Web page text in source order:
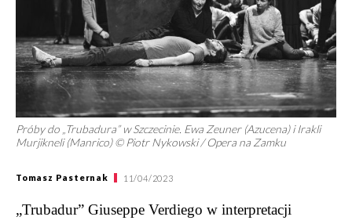
Próby do „Trubadura” w Szczecinie. Ewa Zeuner (Azucena) i Irakli
Murjikneli (Manrico) © Piotr Nykowski / Opera na Zamku
Tomasz Pasternak 11/04/2023
„Trubadur” Giuseppe Verdiego w interpretacji